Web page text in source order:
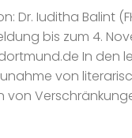
Dr. Iuditha Balint
bis zum 4.
In den
von
von